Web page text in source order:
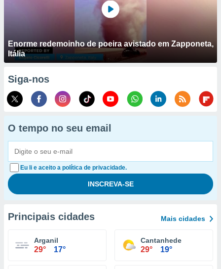
Enorme redemoinho de poeira avistado em Zapponeta,
Itália
Siga-nos
O tempo no seu email
Eu li e aceito a política de privacidade.
Principais cidades Mais cidades
Arganil
29° 17°
Cantanhede
29° 19°